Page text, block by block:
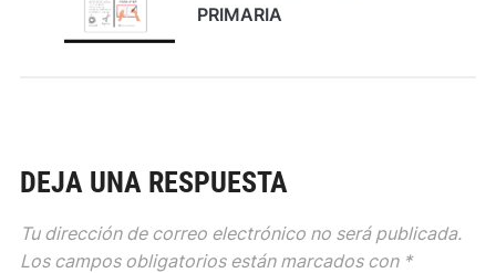
PRIMARIA
DEJA UNA RESPUESTA
Tu dirección de correo electrónico no será publicada.
Los campos obligatorios están marcados con *